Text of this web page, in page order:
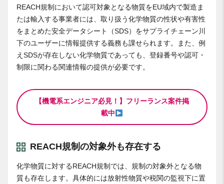
REACH規制において認可対象となる物質をEU域内で製造ま
たは輸入する事業者には、取り扱う化学物質の性状や有害性
をまとめた安全データシート（SDS）をサプライチェーン川
下のユーザーに情報提供する義務も課せられます。また、例
えSDSが存在しない化学物質であっても、登録番号や認可・
制限に関わる関連情報の提供が必要です。
【機電系エンジニア必見！】フリーランス案件掲
載中
REACH規制の対象外も存在する
化学物質に対するREACH規制では、規制の対象外となる物
質も存在します。具体的には放射性物質や税関の監視下に置